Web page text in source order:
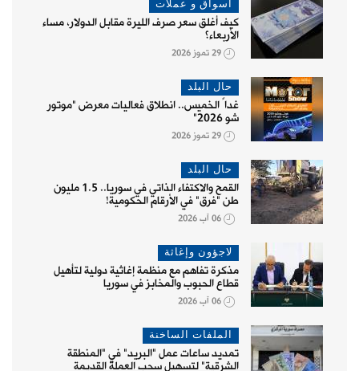
أسواق و عملات
كيف أغلق سعر صرف الليرة مقابل الدولار، مساء
الأربعاء؟
29 تموز 2026
حال البلد
غداً الخميس.. انطلاق فعاليات معرض "موتور
شو 2026"
29 تموز 2026
حال البلد
القمح والاكتفاء الذاتي في سوريا.. 1.5 مليون
طن "فرق" في الأرقام الحكومية!
06 آب 2026
لاجؤون وإغاثة
مذكرة تفاهم مع منظمة إغاثية دولية لتأهيل
قطاع الحبوب والمخابز في سوريا
06 آب 2026
الملفات الساخنة
تمديد ساعات عمل "البريد" في "المنطقة
الشرقية" لتسهيل سحب العملة القديمة